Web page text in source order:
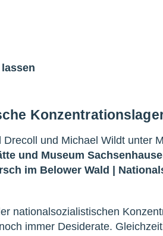
Drecoll und Michael Wildt unter
und Museum
im Belower Wald
nationalsozialistischen
immer Desiderate.